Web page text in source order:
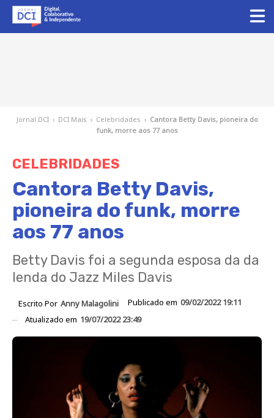
Jornal DCI › DCI Mais › Celebridades › Cantora Betty Davis, pioneira do
funk, morre aos 77 anos
CELEBRIDADES
Cantora Betty Davis,
pioneira do funk, morre
aos 77 anos
Betty Davis foi a segunda esposa da da
lenda do Jazz Miles Davis
Escrito Por Anny Malagolini Publicado em 09/02/2022 19:11
Atualizado em 19/07/2022 23:49